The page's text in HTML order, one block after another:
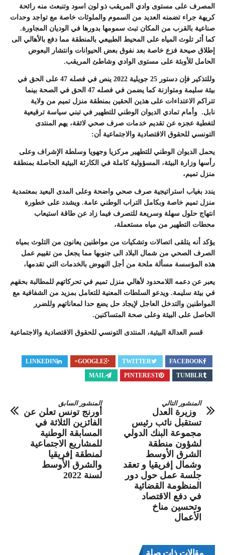
المصرف على مستوى وادي المريقب ذو لون اسود وتنبعث منه رائحة
كريهة جراء تضمنه العديد من السموم والملوثات خاصة مع تواجد وحدات
صناعية بالقرب من المكان تبث سمومها بدورها في الوديان المجاورة.
كما أثر تلوث المياه على المحيط الطبيعي بالمنطقة مما دفع بالأهالي الى
إطلاق صيحة فزع خاصة بعد نفوق بعض الحيوانات وانتشار البعوض
الحامل للأوبئة على مستوى الوادي وشاطئ المريقب.
وللتذكير فإن دستور 25 جويلية 2022 ينص في فصله 47 على الحق في
بيئة سليمة ومتوازنة كما يضمن في فصله 47 الحق في الصحة بينما
تتراكم الاعتداءات على هذين الحقين بمنطقة منزل تميم من ولاية
نابل. وأمام تمادي الديوان الوطني للتطهير في تبني سياسة ترقيعية
لتغطية عجزه عن تقديم خدمات صرف صحي لائقة، يهم المنتدى
التونسي للحقوق الاقتصادية والاجتماعية أن:
يحمل الديوان الوطني للتطهير مركزيا وجهويا وسلطة الإشراف وعلى
رأسها وزارة البيئة، المسؤولية كاملة في الكارثة البيئية الحاصلة بمنطقة
منزل تميم،
يندد بغياب استراتيجية صرف صحي واضحة وعلى المدى البعيد بمعتمدية
منزل تميم خاصة وبكامل التراب الوطني عامة. ويشدد على خطورة
انتهاج حلول سهلة وسريعة للتصرف فيما زاد عن طاقة استيعاب
محطات التطهير من مياه مستعملة،
يؤكد أنه يتلقى اتصالات وتشكيات من مواطنين يعانون من التلوث بمياه
الصرف الصحي من شمال البلاد الى جنوبها مما يجعل من تقييم عمل
هذه المؤسسة مسألة ملحة من أجل النهوض بالخدمات التي تقدمها،
يعبر عن دعمه اللامحدود لأهالي منزل تميم في تحركاتهم للمطالبة بحقهم
في بيئة سليمة. ويدعو السلطات المعنية للتعامل بمزيد من الشفافية مع
المواطنين والتدخل العاجل لإيجاد حل يضع حدا لمعاناتهم وللضرر
الحاصل على البيئة وعلى صحة المتساكنين.
قسم العدالة البيئية، المنتدى التونسي للحقوق الاقتصادية والاجتماعية
FACEBOOK
TWITTER
GOOGLE+
LINKEDIN
TUMBLR
PINTEREST
MAIL
المنشور السابق
أورنج تونس تعلن عن
الفائزين الثلاثة في
المسابقة الوطنية
للمشاريع الاجتماعية
لمنطقة إفريقيا
والشرق الأوسط
لسنة 2022
المنشور التالي
وزيرة العدل
تستقبل نائب رئيس
مجموعة البنك الدولي
لشؤون منطقة
الشرق الأوسط
وشمال إفريقيا و تعقد
جلسة عمل حول دور
المنظومة القضائية
في دفع الاقتصاد
وتحسين مناخ
الأعمال
مقالات ذات صلة